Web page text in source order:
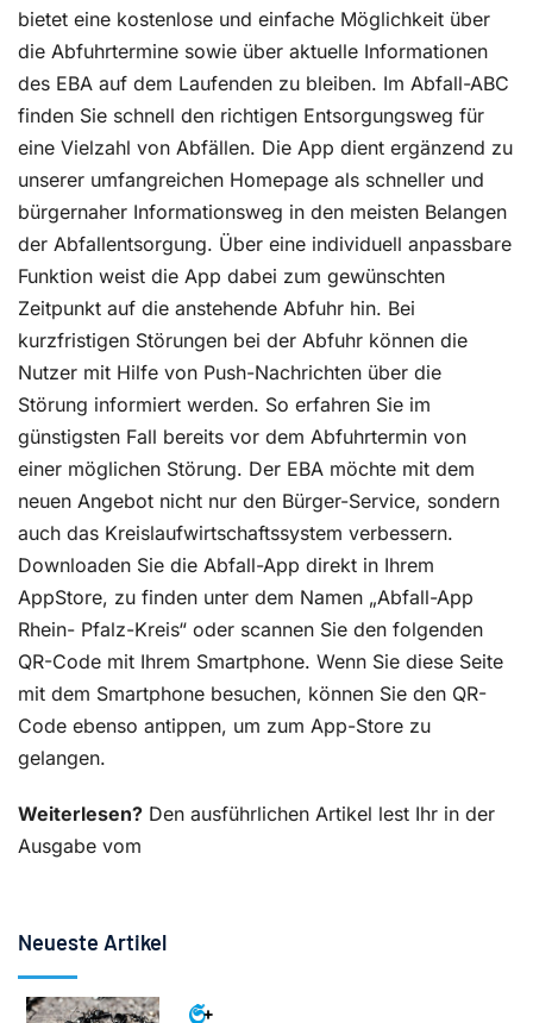
bietet eine kostenlose und einfache Möglichkeit über
die Abfuhrtermine sowie über aktuelle Informationen
des EBA auf dem Laufenden zu bleiben. Im Abfall-ABC
finden Sie schnell den richtigen Entsorgungsweg für
eine Vielzahl von Abfällen. Die App dient ergänzend zu
unserer umfangreichen Homepage als schneller und
bürgernaher Informationsweg in den meisten Belangen
der Abfallentsorgung. Über eine individuell anpassbare
Funktion weist die App dabei zum gewünschten
Zeitpunkt auf die anstehende Abfuhr hin. Bei
kurzfristigen Störungen bei der Abfuhr können die
Nutzer mit Hilfe von Push-Nachrichten über die
Störung informiert werden. So erfahren Sie im
günstigsten Fall bereits vor dem Abfuhrtermin von
einer möglichen Störung. Der EBA möchte mit dem
neuen Angebot nicht nur den Bürger-Service, sondern
auch das Kreislaufwirtschaftssystem verbessern.
Downloaden Sie die Abfall-App direkt in Ihrem
AppStore, zu finden unter dem Namen „Abfall-App
Rhein- Pfalz-Kreis“ oder scannen Sie den folgenden
QR-Code mit Ihrem Smartphone. Wenn Sie diese Seite
mit dem Smartphone besuchen, können Sie den QR-
Code ebenso antippen, um zum App-Store zu
gelangen.
Weiterlesen? Den ausführlichen Artikel lest Ihr in der
Ausgabe vom
Neueste Artikel